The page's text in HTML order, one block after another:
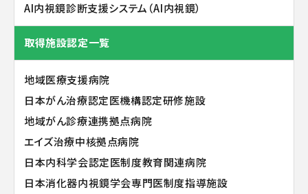
AI内視鏡診断支援システム（AI内視鏡）
取得施設認定一覧
地域医療支援病院
日本がん治療認定医機構認定研修施設
地域がん診療連携拠点病院
エイズ治療中核拠点病院
日本内科学会認定医制度教育関連病院
日本消化器内視鏡学会専門医制度指導施設